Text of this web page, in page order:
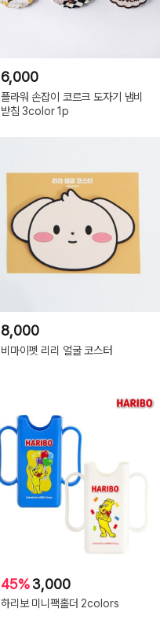
6,000
플라워 손잡이 코르크 도자기 냄비
받침 3color 1p
8,000
비마이펫 리리 얼굴 코스터
45%3,000
하리보 미니팩홀더 2colors